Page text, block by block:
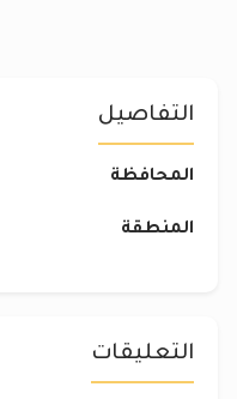
التفاصيل
المحافظة
المنطقة
التعليقات